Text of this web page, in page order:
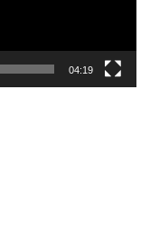
04:19